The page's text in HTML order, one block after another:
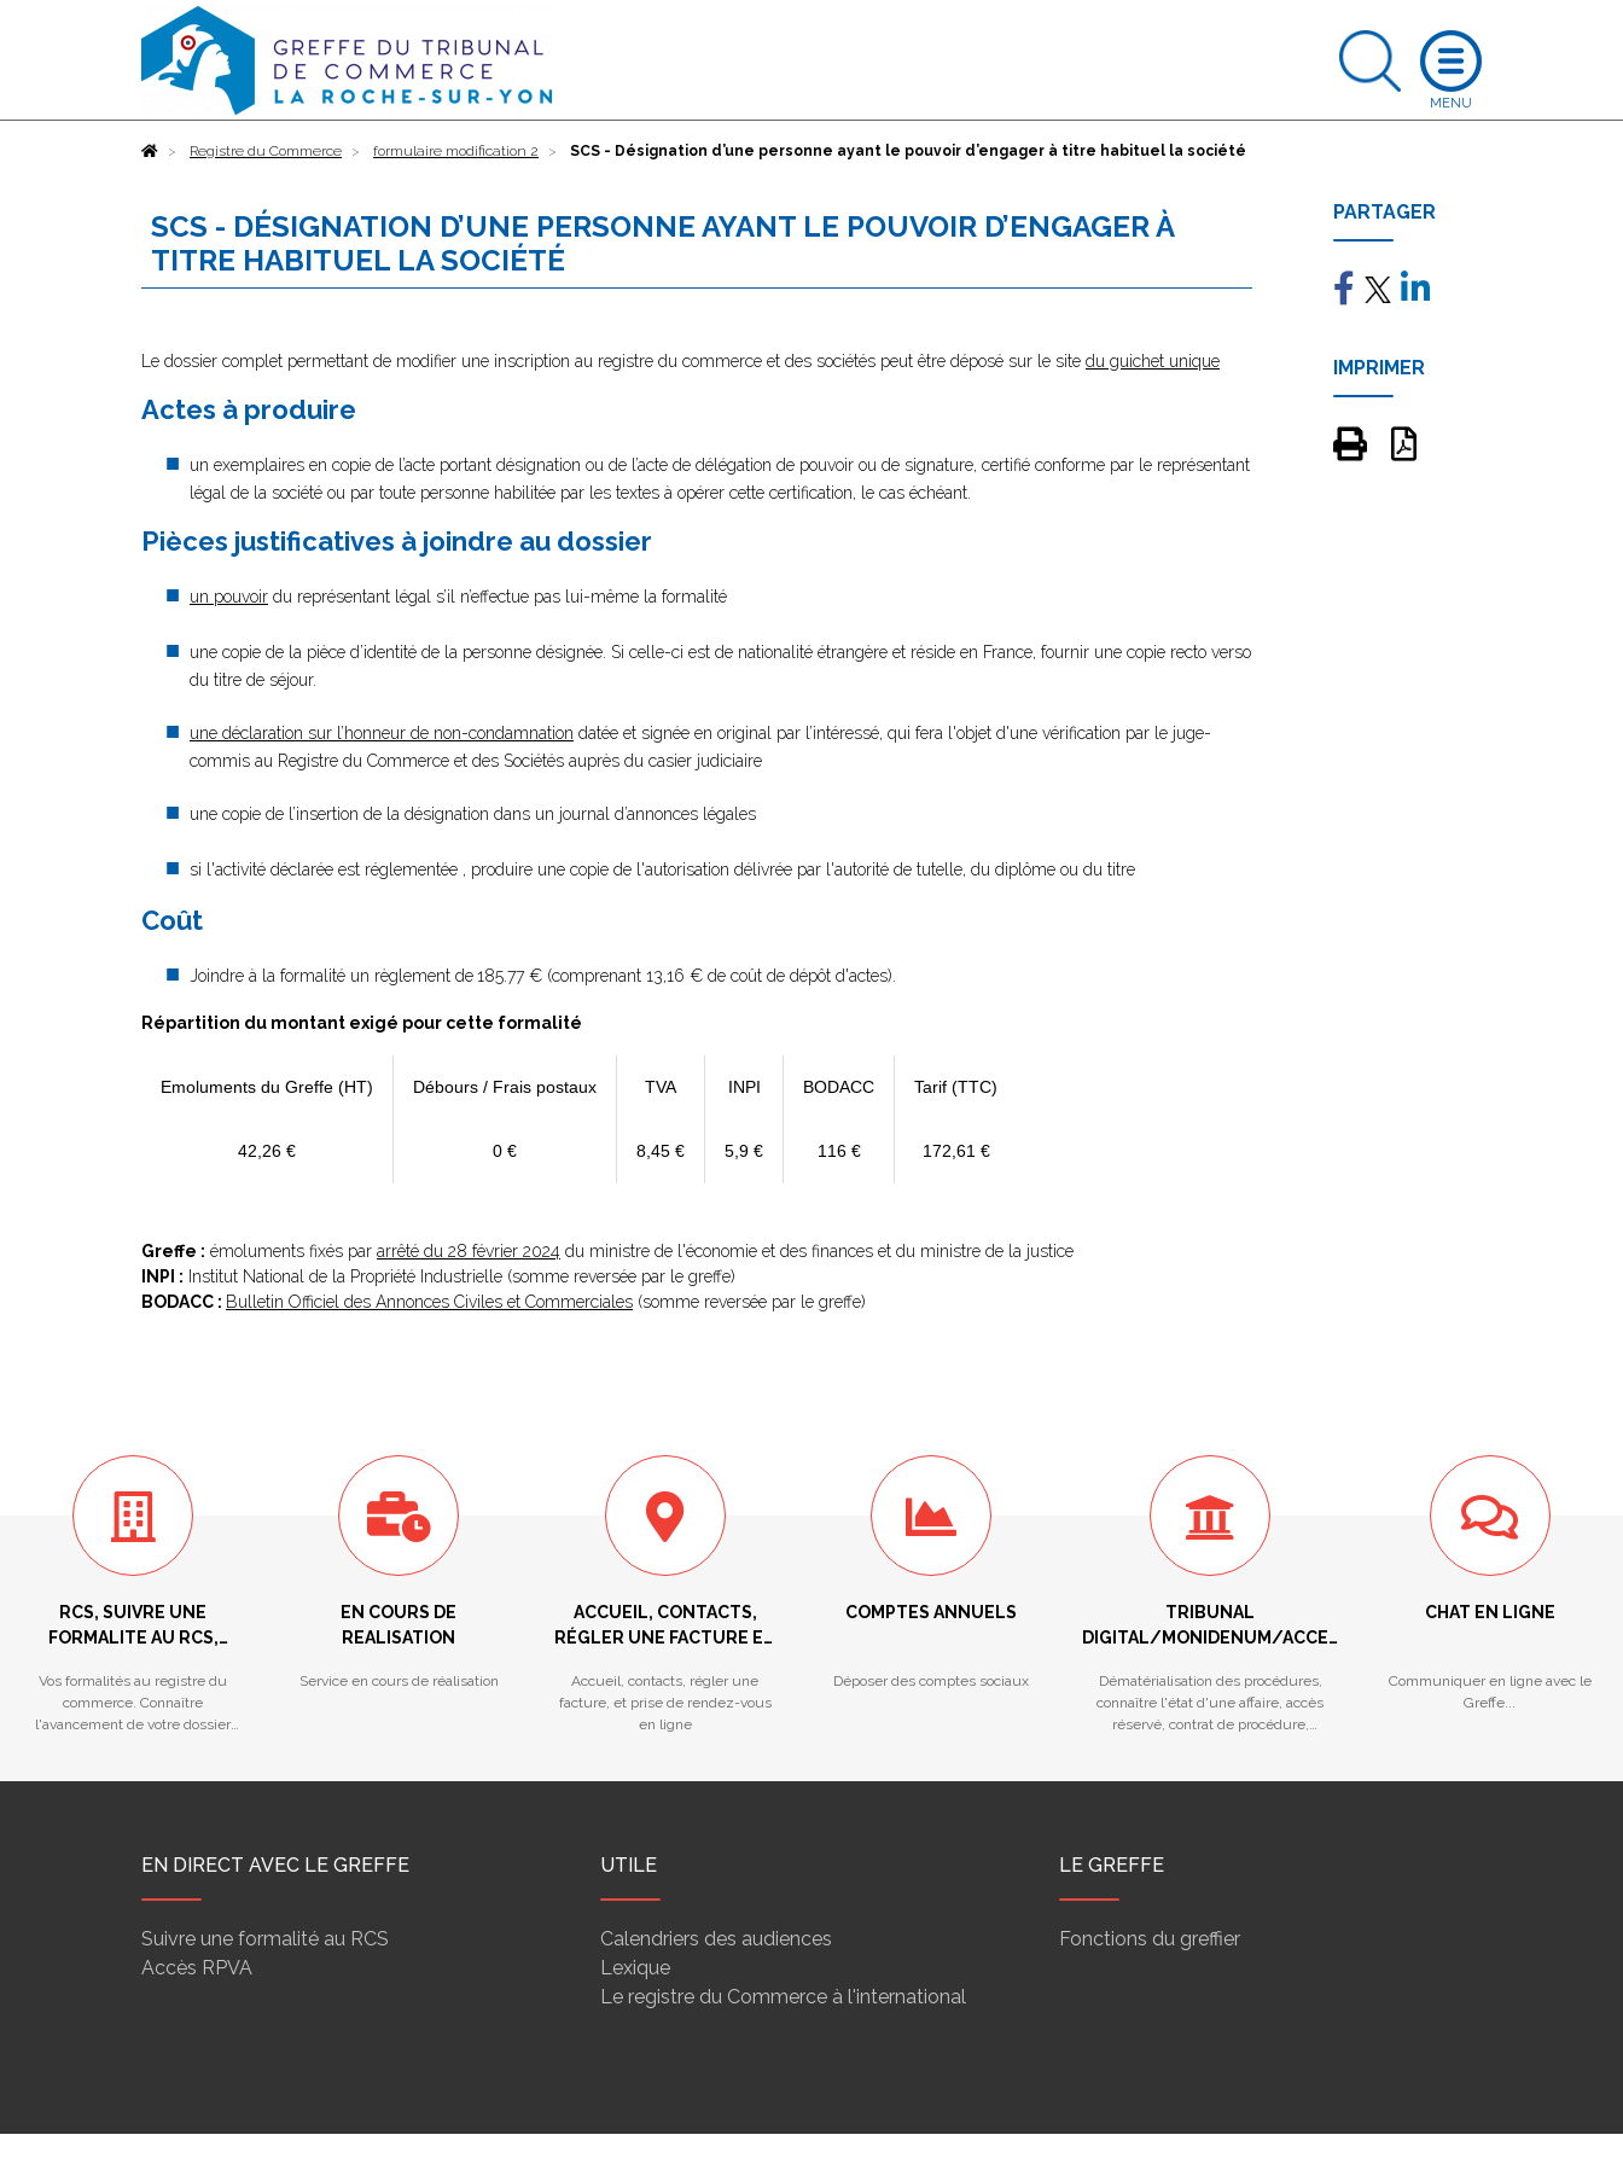
AccueilRegistre du Commerce formulaire modification 2 SCS - Désignation d’une personne ayant le pouvoir d’engager à titre habituel la société
SCS - DÉSIGNATION D’UNE PERSONNE AYANT LE POUVOIR D’ENGAGER À
TITRE HABITUEL LA SOCIÉTÉ
Le dossier complet permettant de modifier une inscription au registre du commerce et des sociétés peut être déposé sur le site du guichet unique
Actes à produire
un exemplaires en copie de l’acte portant désignation ou de l’acte de délégation de pouvoir ou de signature, certifié conforme par le représentant
légal de la société ou par toute personne habilitée par les textes à opérer cette certification, le cas échéant.
Pièces justificatives à joindre au dossier
un pouvoir du représentant légal s’il n’effectue pas lui-même la formalité
une copie de la pièce d’identité de la personne désignée. Si celle-ci est de nationalité étrangère et réside en France, fournir une copie recto verso
du titre de séjour.
une déclaration sur l’honneur de non-condamnation datée et signée en original par l’intéressé, qui fera l'objet d'une vérification par le juge-
commis au Registre du Commerce et des Sociétés auprès du casier judiciaire
une copie de l’insertion de la désignation dans un journal d’annonces légales
si l'activité déclarée est réglementée , produire une copie de l'autorisation délivrée par l'autorité de tutelle, du diplôme ou du titre
Coût
Joindre à la formalité un règlement de185.77 € (comprenant 13,16 € de coût de dépôt d'actes).
Répartition du montant exigé pour cette formalité
Emoluments du Greffe (HT) Débours / Frais postaux TVA INPI BODACC Tarif (TTC)
42,26 € 0 € 8,45 € 5,9 € 116 € 172,61 €
Greffe : émoluments fixés par arrêté du 28 février 2024 du ministre de l'économie et des finances et du ministre de la justice
INPI : Institut National de la Propriété Industrielle (somme reversée par le greffe)
BODACC : Bulletin Officiel des Annonces Civiles et Commerciales (somme reversée par le greffe)
PARTAGER
IMPRIMER
RCS, SUIVRE UNE
FORMALITE AU RCS,
HYPOTHEQUES
MARITIMES...
Vos formalités au registre du
commerce. Connaître
l'avancement de votre dossier
EN COURS DE
REALISATION
Service en cours de réalisation
ACCUEIL, CONTACTS,
RÉGLER UNE FACTURE ET
Accueil, contacts, régler une
facture, et prise de rendez-vous
en ligne
COMPTES ANNUELS
Déposer des comptes sociaux
TRIBUNAL
DIGITAL/MONIDENUM/ACCES
Dématérialisation des procédures,
connaître l'état d'une affaire, accès
réservé, contrat de procédure,
CHAT EN LIGNE
Communiquer en ligne avec le
Greffe...
EN DIRECT AVEC LE GREFFE
Suivre une formalité au RCS
Accès RPVA
UTILE
Calendriers des audiences
Lexique
Le registre du Commerce à l'international
LE GREFFE
Fonctions du greffier